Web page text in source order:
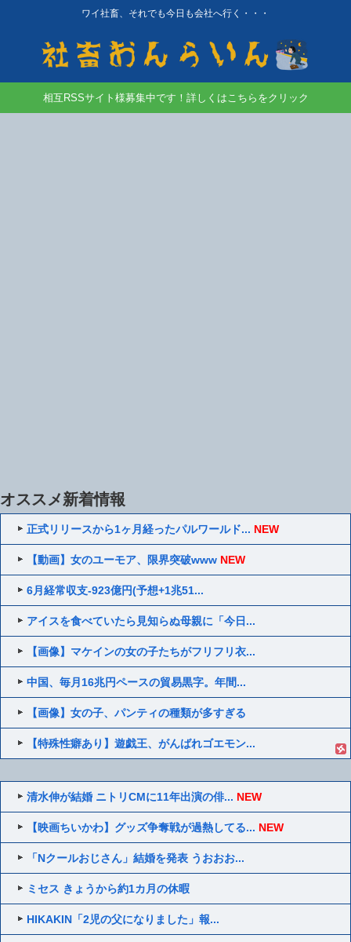
ワイ社畜、それでも今日も会社へ行く・・・
相互RSSサイト様募集中です！詳しくはこちらをクリック
オススメ新着情報
正式リリースから1ヶ月経ったパルワールド... NEW
【動画】女のユーモア、限界突破www NEW
6月経常収支-923億円(予想+1兆51...
アイスを食べていたら見知らぬ母親に「今日...
【画像】マケインの女の子たちがフリフリ衣...
中国、毎月16兆円ペースの貿易黒字。年間...
【画像】女の子、パンティの種類が多すぎる
【特殊性癖あり】遊戯王、がんばれゴエモン...
清水伸が結婚 ニトリCMに11年出演の俳... NEW
【映画ちいかわ】グッズ争奪戦が過熱してる... NEW
「Nクールおじさん」結婚を発表 うおおお...
ミセス きょうから約1カ月の休暇
HIKAKIN「2児の父になりました」報...